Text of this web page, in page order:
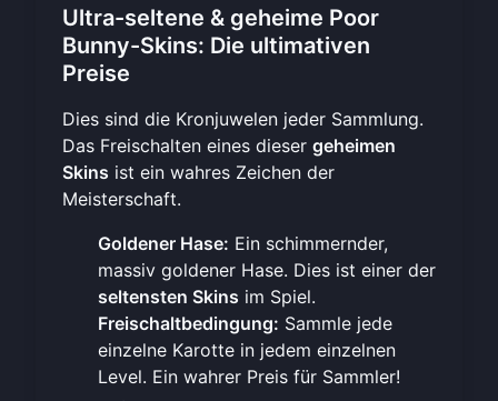
Ultra-seltene & geheime Poor
Bunny-Skins: Die ultimativen
Preise
Dies sind die Kronjuwelen jeder Sammlung.
Das Freischalten eines dieser geheimen
Skins ist ein wahres Zeichen der
Meisterschaft.
Goldener Hase: Ein schimmernder,
massiv goldener Hase. Dies ist einer der
seltensten Skins im Spiel.
Freischaltbedingung: Sammle jede
einzelne Karotte in jedem einzelnen
Level. Ein wahrer Preis für Sammler!